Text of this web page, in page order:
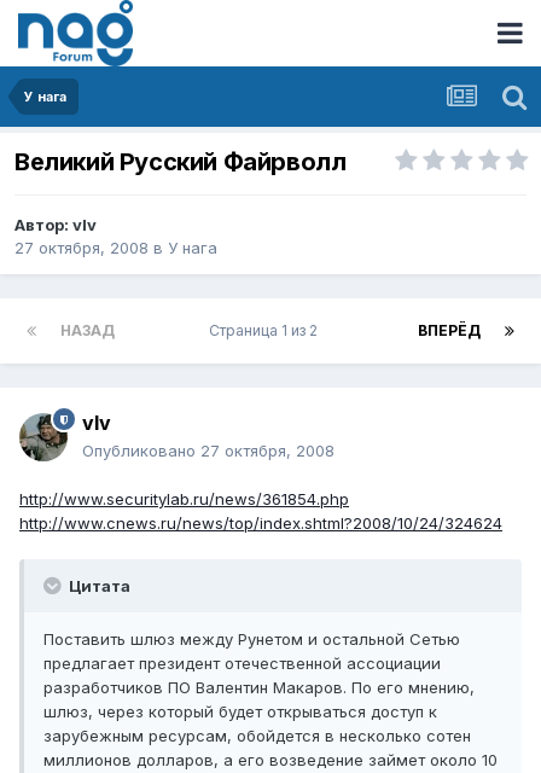
У нага
Великий Русский Файрволл
Автор: vIv
27 октября, 2008 в У нага
НАЗАД ВПЕРЁД
Страница 1 из 2
vIv
Опубликовано 27 октября, 2008
http://www.securitylab.ru/news/361854.php
http://www.cnews.ru/news/top/index.shtml?2008/10/24/324624
Цитата
Поставить шлюз между Рунетом и остальной Сетью
предлагает президент отечественной ассоциации
разработчиков ПО Валентин Макаров. По его мнению,
шлюз, через который будет открываться доступ к
зарубежным ресурсам, обойдется в несколько сотен
миллионов долларов, а его возведение займет около 10